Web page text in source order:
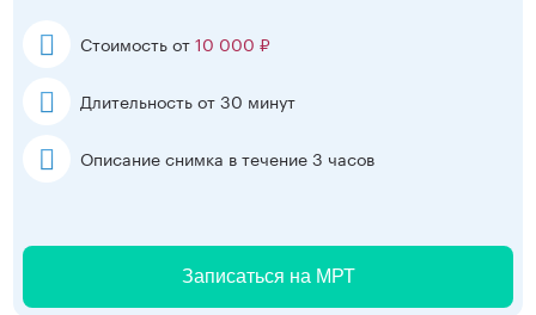
Стоимость от10 000 ₽
Длительность от 30 минут
Описание снимка в течение 3 часов
Записаться на МРТ